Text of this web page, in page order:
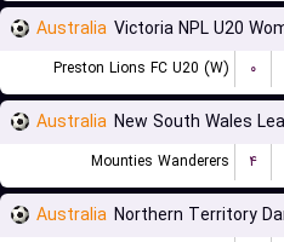
Australia Victoria NPL U20
Preston Lions FC U20 (W) ۰
Australia New South Wales
Mounties Wanderers ۴
Australia Northern Territory